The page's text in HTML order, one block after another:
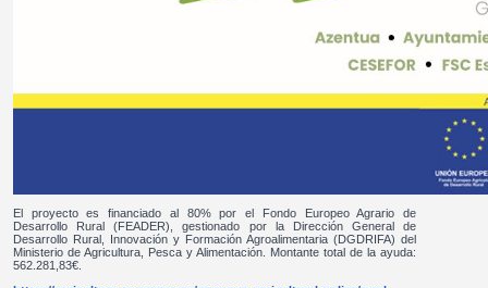
El proyecto es financiado al 80% por el Fondo Europeo Agrario de
Desarrollo Rural (FEADER), gestionado por la Dirección General de
Desarrollo Rural, Innovación y Formación Agroalimentaria (DGDRIFA) del
Ministerio de Agricultura, Pesca y Alimentación. Montante total de la ayuda:
562.281,83€.